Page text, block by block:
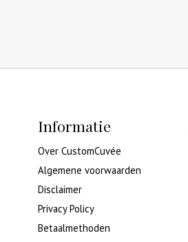
Informatie
Over CustomCuvée
Algemene voorwaarden
Disclaimer
Privacy Policy
Betaalmethoden